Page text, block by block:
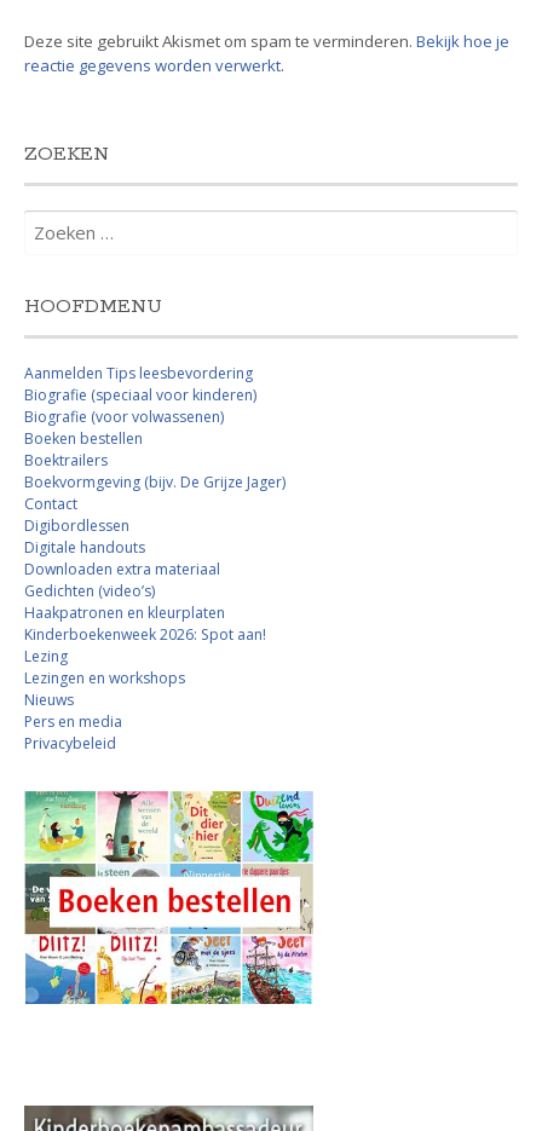
Deze site gebruikt Akismet om spam te verminderen. Bekijk hoe je
reactie gegevens worden verwerkt.
ZOEKEN
naar:
HOOFDMENU
Aanmelden Tips leesbevordering
Biografie (speciaal voor kinderen)
Biografie (voor volwassenen)
Boeken bestellen
Boektrailers
Boekvormgeving (bijv. De Grijze Jager)
Contact
Digibordlessen
Digitale handouts
Downloaden extra materiaal
Gedichten (video’s)
Haakpatronen en kleurplaten
Kinderboekenweek 2026: Spot aan!
Lezing
Lezingen en workshops
Nieuws
Pers en media
Privacybeleid